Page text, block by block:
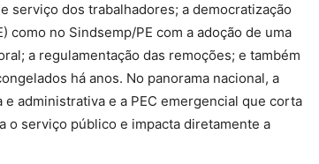
dos trabalhadores; a democratização
no Sindsemp/PE com a adoção de uma
a regulamentação das remoções; e também
há anos. No panorama nacional, a
administrativa e a PEC emergencial que corta
o serviço público e impacta diretamente a